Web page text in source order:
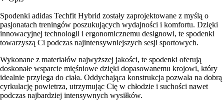
Spodenki adidas Techfit Hybrid zostały zaprojektowane z myślą o
pasjonatach treningów poszukujących wydajności i komfortu. Dzięki
innowacyjnej technologii i ergonomicznemu designowi, te spodenki
towarzyszą Ci podczas najintensywniejszych sesji sportowych.
Wykonane z materiałów najwyższej jakości, te spodenki oferują
doskonałe wsparcie mięśniowe dzięki dopasowanemu krojowi, który
idealnie przylega do ciała. Oddychająca konstrukcja pozwala na dobrą
cyrkulację powietrza, utrzymując Cię w chłodzie i suchości nawet
podczas najbardziej intensywnych wysiłków.